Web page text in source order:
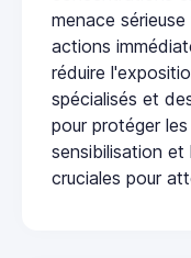
menace
actions
réduire
spécialisés et
pour protéger
sensibilisation
cruciales pour